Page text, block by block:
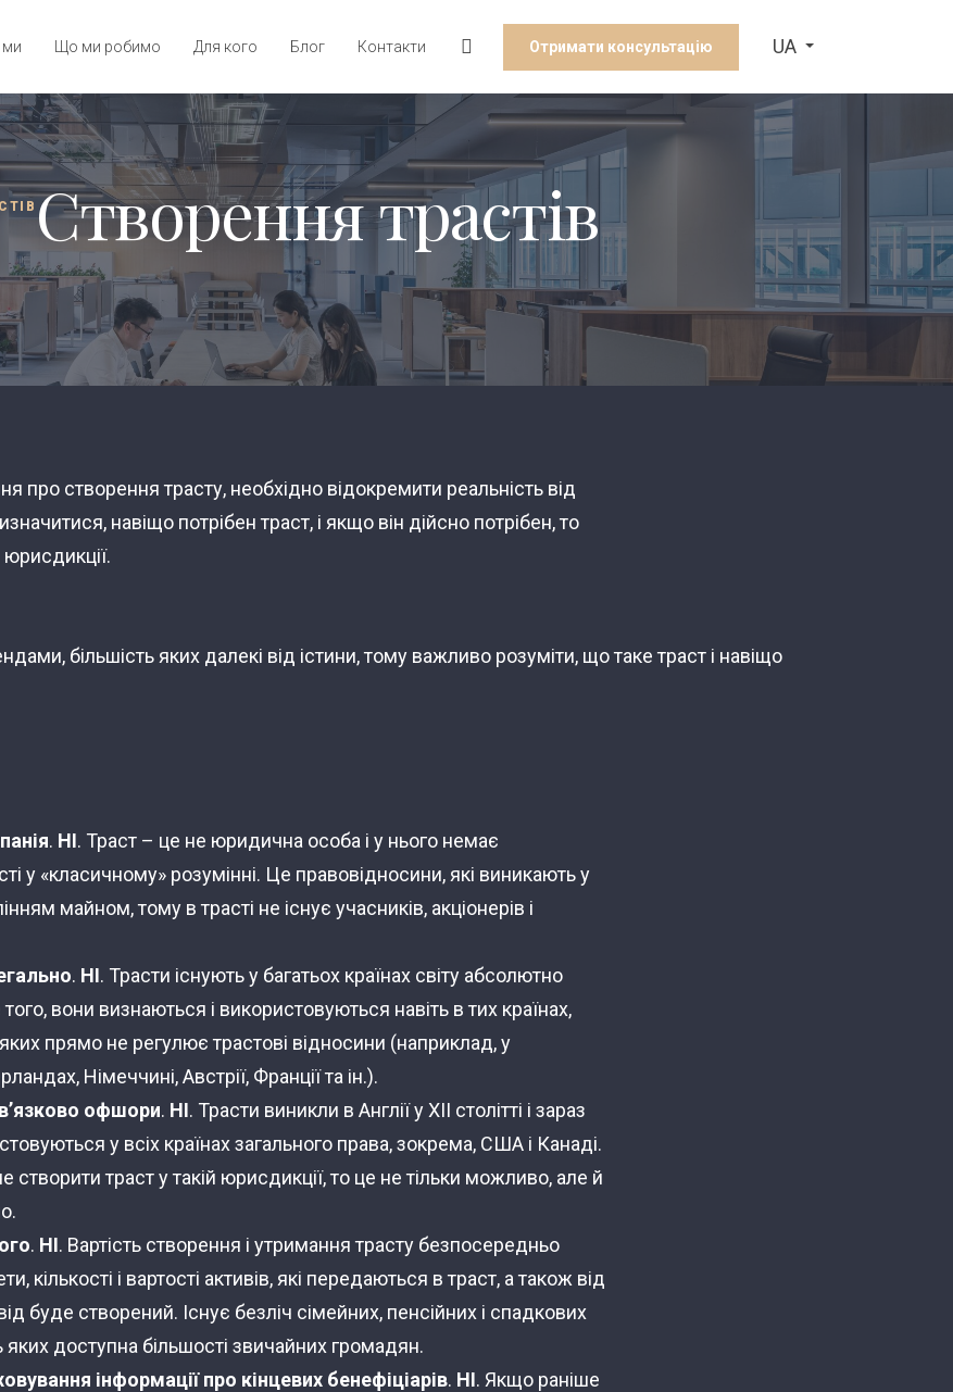
ми Що ми робимо Для кого Блог Контакти Отримати консультацію UA
Створення трастів
про створення трасту, необхідно відокремити реальність від
навіщо потрібен траст, і якщо він дійсно потрібен, то
більшість яких далекі від істини, тому важливо розуміти, що таке траст і навіщо
. НІ. Траст – це не юридична особа і у нього немає
у «класичному» розумінні. Це правовідносини, які виникають у
майном, тому в трасті не існує учасників, акціонерів і
. НІ. Трасти існують у багатьох країнах світу абсолютно
вони визнаються і використовуються навіть в тих країнах,
прямо не регулює трастові відносини (наприклад, у
Німеччині, Австрії, Франції та ін.).
офшори. НІ. Трасти виникли в Англії у ХІІ столітті і зараз
у всіх країнах загального права, зокрема, США і Канаді.
створити траст у такій юрисдикції, то це не тільки можливо, але й
. НІ. Вартість створення і утримання трасту безпосередньо
кількості і вартості активів, які передаються в траст, а також від
буде створений. Існує безліч сімейних, пенсійних і спадкових
яких доступна більшості звичайних громадян.
інформації про кінцевих бенефіціарів. НІ. Якщо раніше